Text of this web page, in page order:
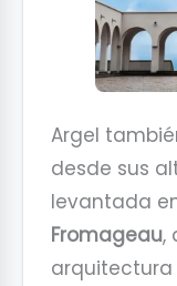
Argel
desde sus
levantada
Fromageau,